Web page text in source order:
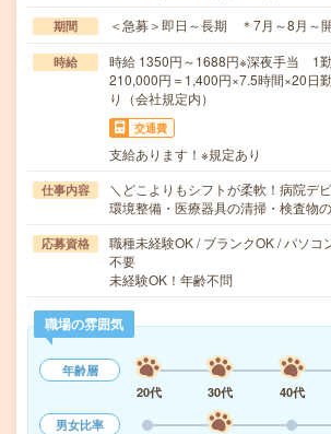
期間 ＜急募＞即日～長期 ＊7月～8月～
時給
時給 1350円～1688円※深夜手当 1
210,000円＝1,400円×7.5時間×20日
り（会社規定内）
交通費
支給あります！※規定あり
仕事内容
＼どこよりもシフトが柔軟！病院デ
環境整備・医療器具の清掃・検査物
応募資格
職種未経験OK / ブランクOK / パソコ
不要
未経験OK！年齢不問
職場の雰囲気
年齢層
20代
30代 40代
男女比率